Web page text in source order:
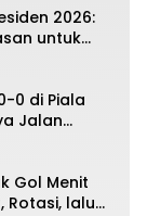
2026:
untuk
0 di Piala
Jalan
Gol Menit
Rotasi, lalu